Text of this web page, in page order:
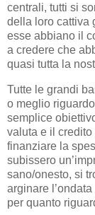
centrali, tutti si
della loro cattiva
esse abbiano il
a credere che
quasi tutta la
Tutte le grandi
o meglio
semplice
valuta e il
finanziare la
subissero
sano/onesto, si
arginare
per quanto